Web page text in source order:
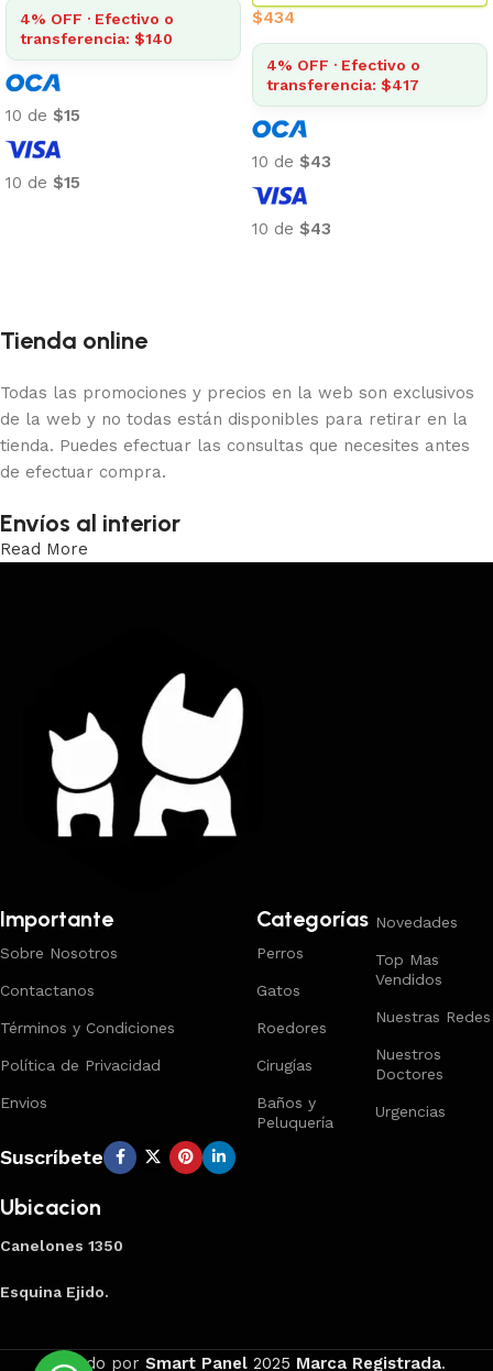
4% OFF · Efectivo o
transferencia: $140
10 de $15
10 de $15
$434
4% OFF · Efectivo o
transferencia: $417
10 de $43
10 de $43
Tienda online
Todas las promociones y precios en la web son exclusivos
de la web y no todas están disponibles para retirar en la
tienda. Puedes efectuar las consultas que necesites antes
de efectuar compra.
Envíos al interior
Read More
Importante
Sobre Nosotros
Contactanos
Términos y Condiciones
Política de Privacidad
Envios
Categorías
Perros
Gatos
Roedores
Cirugías
Baños y
Peluquería
Novedades
Top Mas
Vendidos
Nuestras Redes
Nuestros
Doctores
Urgencias
Suscríbete
Ubicacion
Canelones 1350
Esquina Ejido.
Creado por Smart Panel 2025 Marca Registrada.